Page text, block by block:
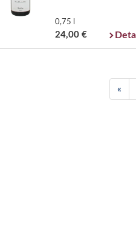
0,75 l
24,00 €
«